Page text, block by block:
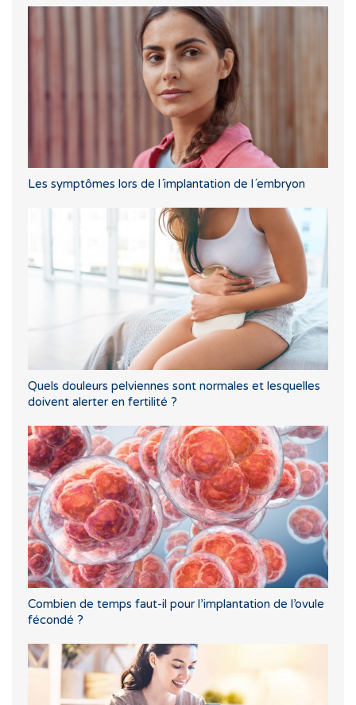
Les symptômes lors de l´implantation de l´embryon
Quels douleurs pelviennes sont normales et lesquelles
doivent alerter en fertilité ?
Combien de temps faut-il pour l’implantation de l’ovule
fécondé ?